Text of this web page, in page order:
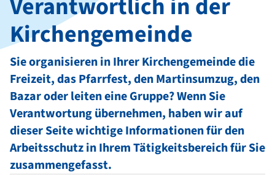
Verantwortlich in der
Kirchengemeinde
Sie organisieren in Ihrer Kirchengemeinde die
Freizeit, das Pfarrfest, den Martinsumzug, den
Bazar oder leiten eine Gruppe? Wenn Sie
Verantwortung übernehmen, haben wir auf
dieser Seite wichtige Informationen für den
Arbeitsschutz in Ihrem Tätigkeitsbereich für Sie
zusammengefasst.